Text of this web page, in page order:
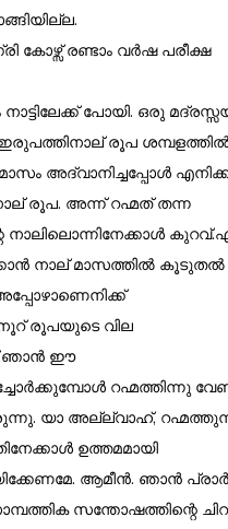
കോഴ്സ് രണ്ടാം വർഷ പരീക്ഷ
പോയി. ഒരു
രൂപ
അദ്വാനിച്ചപ്പോൾ എനിക്ക്
രൂപ. അന്ന് റഹ്മത് തന്ന
നാല് മാസത്തിൽ കൂടുതൽ
രൂപയുടെ വില
ഈ
റഹ്മത്തിന്നു
യാ അല്ല്വാഹ്,
ഉത്തമമായി
ആമീൻ. ഞാൻ
സന്തോഷത്തിന്റെ